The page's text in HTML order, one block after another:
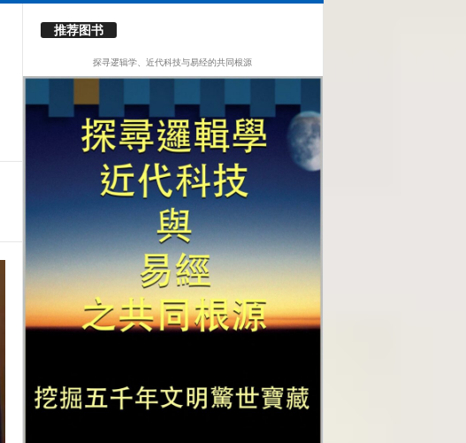
推荐图书
探寻逻辑学、近代科技与易经的共同根源